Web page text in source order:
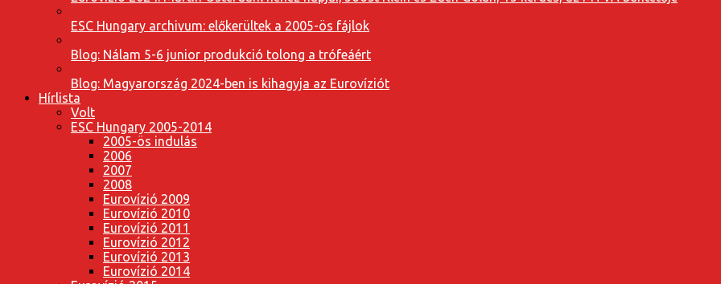
ESC Hungary archivum: előkerültek a 2005-ös fájlok
Blog: Nálam 5-6 junior produkció tolong a trófeáért
Blog: Magyarország 2024-ben is kihagyja az Eurovíziót
Hírlista
Volt
ESC Hungary 2005-2014
2005-ös indulás
2006
2007
2008
Eurovízió 2009
Eurovízió 2010
Eurovízió 2011
Eurovízió 2012
Eurovízió 2013
Eurovízió 2014